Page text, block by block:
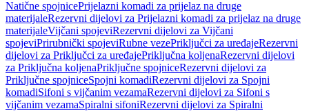
Natične spojnicePrijelazni komadi za prijelaz na druge
materijaleRezervni dijelovi za Prijelazni komadi za prijelaz na druge
materijaleVijčani spojeviRezervni dijelovi za Vijčani
spojeviPrirubnički spojeviRubne vezePriključci za uređajeRezervni
dijelovi za Priključci za uređajePriključna koljenaRezervni dijelovi
za Priključna koljenaPriključne spojniceRezervni dijelovi za
Priključne spojniceSpojni komadiRezervni dijelovi za Spojni
komadiSifoni s vijčanim vezamaRezervni dijelovi za Sifoni s
vijčanim vezamaSpiralni sifoniRezervni dijelovi za Spiralni